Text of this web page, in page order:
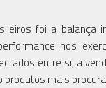
foi a balança
nos
entre si, a
mais